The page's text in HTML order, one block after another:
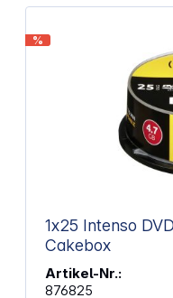
%
1x25 Intenso DVD-R
Cakebox
Artikel-Nr.:
876825